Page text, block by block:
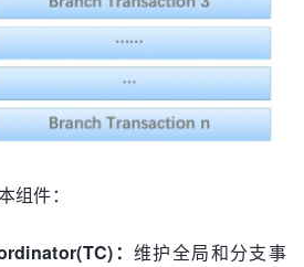
组件：
：维护全局和分支事